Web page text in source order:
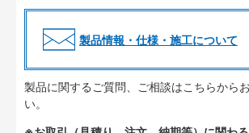
製品情報・仕様・施工について
製品に関するご質問、ご相談はこちらから
い。